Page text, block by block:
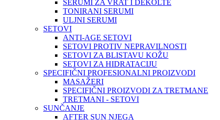
SERUMI ZA VRAT I DEKOLTE
TONIRANI SERUMI
ULJNI SERUMI
SETOVI
ANTI-AGE SETOVI
SETOVI PROTIV NEPRAVILNOSTI
SETOVI ZA BLISTAVU KOŽU
SETOVI ZA HIDRATACIJU
SPECIFIČNI PROFESIONALNI PROIZVODI
MASAŽERI
SPECIFIČNI PROIZVODI ZA TRETMANE
TRETMANI - SETOVI
SUNČANJE
AFTER SUN NJEGA